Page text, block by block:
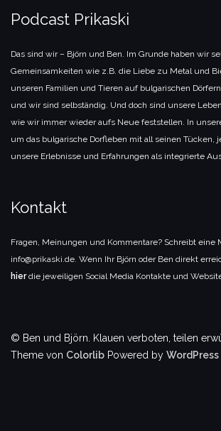
Podcast Prikaski
Das sind wir – Björn und Ben. Im Grunde haben wir
Gemeinsamkeiten wie z.B. die Liebe zu Metal und
unseren Familien und Tieren auf bulgarischen
und wir sind selbständig. Und doch sind unsere
wie wir immer wieder aufs Neue feststellen. In
um das bulgarische Dorfleben mit all seinen Tücken,
unsere Erlebnisse und Erfahrungen als integrierte
Kontakt
Fragen, Meinungen und Kommentare? Schreibt eine
info@prikaski.de. Wenn Ihr Björn oder Ben direkt
hierdie jeweiligen Social Media Kontakte und
© Ben und Björn. Klauen verboten, teilen
Theme von Colorlib Powered by WordPress